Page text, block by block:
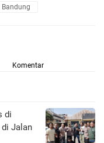
Komentar
di
di Jalan